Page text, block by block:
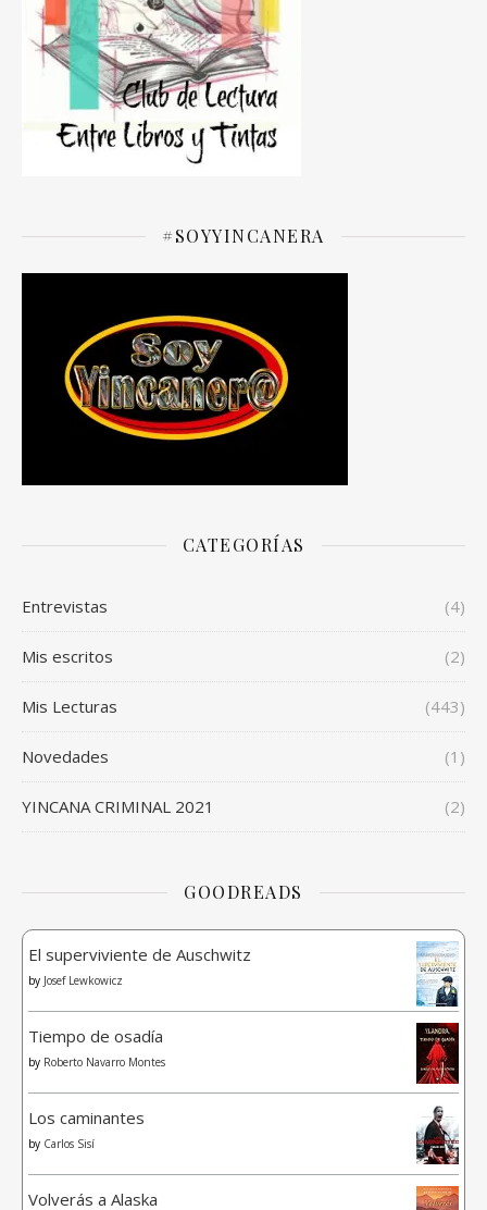
#SOYYINCANERA
CATEGORÍAS
Entrevistas (4)
Mis escritos (2)
Mis Lecturas (443)
Novedades (1)
YINCANA CRIMINAL 2021 (2)
GOODREADS
El superviviente de Auschwitz
by Josef Lewkowicz
Tiempo de osadía
by Roberto Navarro Montes
Los caminantes
by Carlos Sisí
Volverás a Alaska